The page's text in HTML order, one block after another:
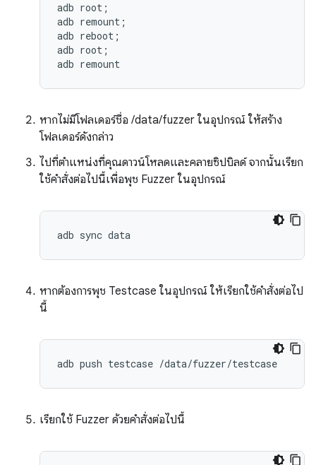
adb root;
adb remount;
adb reboot;
adb root;
หากไม่มีโฟลเดอร์ชื่อ /data/fuzzer ในอุปกรณ์ ให้สร้าง
โฟลเดอร์ดังกล่าว
ไปที่ตำแหน่งที่คุณดาวน์โหลดและคลายซิปบิลด์ จากนั้นเรียก
ใช้คำสั่งต่อไปนี้เพื่อพุช Fuzzer ในอุปกรณ์
หากต้องการพุช Testcase ในอุปกรณ์ ให้เรียกใช้คำสั่งต่อไป
นี้
เรียกใช้ Fuzzer ด้วยคำสั่งต่อไปนี้